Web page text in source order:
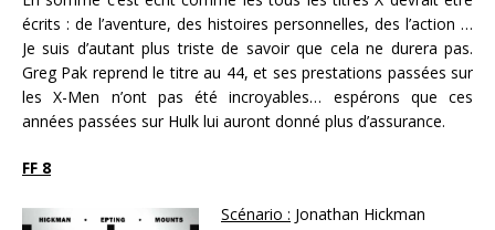
écrits : de l’aventure, des histoires personnelles, des l’action …
Je suis d’autant plus triste de savoir que cela ne durera pas.
Greg Pak reprend le titre au 44, et ses prestations passées sur
les X-Men n’ont pas été incroyables… espérons que ces
années passées sur Hulk lui auront donné plus d’assurance.
FF 8
Scénario : Jonathan Hickman